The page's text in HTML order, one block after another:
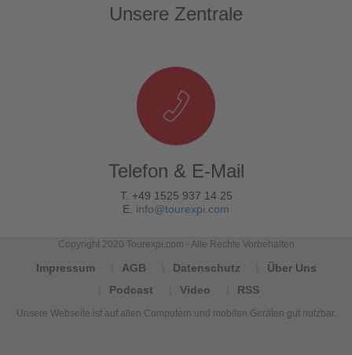
Unsere Zentrale
Telefon & E-Mail
T. +49 1525 937 14 25
E. info@tourexpi.com
Copyright 2020 Tourexpi.com - Alle Rechte Vorbehalten
Impressum AGB Datenschutz
Über Uns
Podcast
Video RSS
Unsere Webseite ist auf allen Computern und mobilen Geräten gut nutzbar.